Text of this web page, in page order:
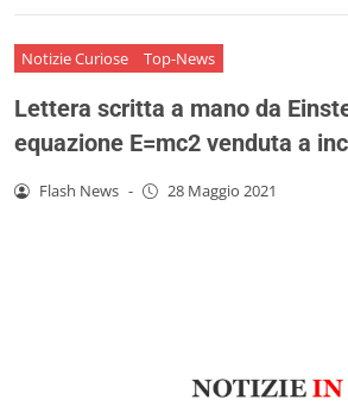
Notizie Curiose Top-News
Lettera scritta a mano da
equazione E=mc2 venduta a
Flash News - 28 Maggio 2021